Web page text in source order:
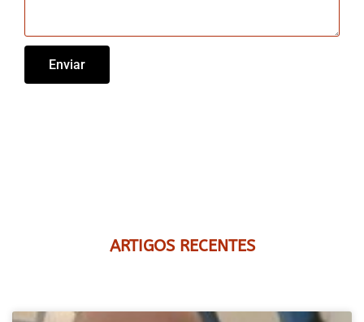
Enviar
ARTIGOS RECENTES